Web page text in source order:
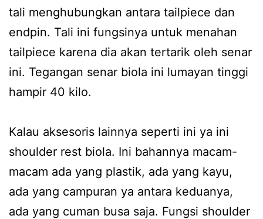
tali menghubungkan antara tailpiece dan
endpin. Tali ini fungsinya untuk menahan
tailpiece karena dia akan tertarik oleh senar
ini. Tegangan senar biola ini lumayan tinggi
hampir 40 kilo.
Kalau aksesoris lainnya seperti ini ya ini
shoulder rest biola. Ini bahannya macam-
macam ada yang plastik, ada yang kayu,
ada yang campuran ya antara keduanya,
ada yang cuman busa saja. Fungsi shoulder